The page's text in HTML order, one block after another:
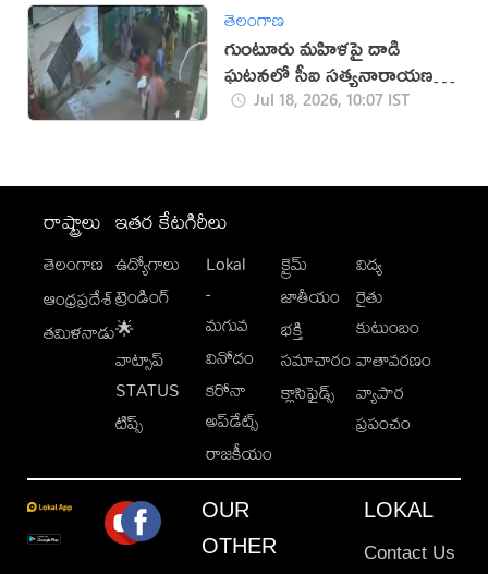
తెలంగాణ
గుంటూరు మహిళపై దాడి
ఘటనలో సీఐ సత్యనారాయణపై
చర్యలుJul 18, 2026, 10:07 IST
రాష్ట్రాలు
తెలంగాణ
ఆంధ్రప్రదేశ్
తమిళనాడు
ఇతర కేటగిరీలు
ఉద్యోగాలు
ట్రెండింగ్
🌟
వాట్సాప్
STATUS
టిప్స్
Lokal
-
మగువ
వినోదం
కరోనా
అప్‌డేట్స్
రాజకీయం
క్రైమ్
జాతీయం
భక్తి
సమాచారం
క్లాసిఫైడ్స్
విద్య
రైతు
కుటుంబం
వాతావరణం
వ్యాపార
ప్రపంచం
OUR
OTHER
LOKAL
Contact Us